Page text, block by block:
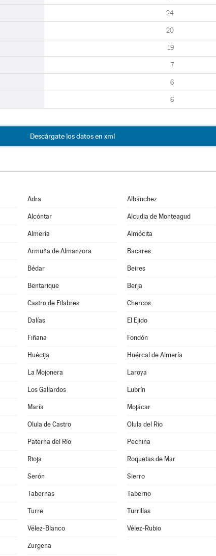
24
20
19
7
6
6
Descárgate los datos en xml
Adra Albánchez
Alcóntar Alcudia de Monteagud
Almería Almócita
Armuña de Almanzora Bacares
Bédar Beires
Bentarique Berja
Castro de Filabres Chercos
Dalías El Ejido
Fiñana Fondón
Huécija Huércal de Almería
La Mojonera Laroya
Los Gallardos Lubrín
María Mojácar
Olula de Castro Olula del Río
Paterna del Río Pechina
Rioja Roquetas de Mar
Serón Sierro
Tabernas Taberno
Turre Turrillas
Vélez-Blanco Vélez-Rubio
Zurgena